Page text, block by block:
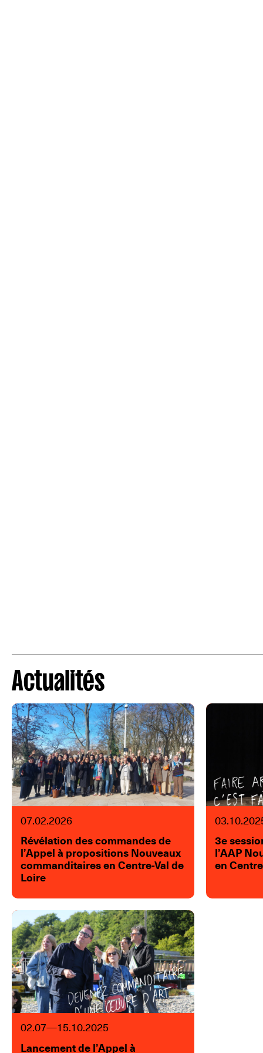
Actualités
07.02.2026
Révélation des commandes de
l’Appel à propositions Nouveaux
commanditaires en Centre-Val de
Loire
3e
l’AAP
en
02.07—15.10.2025
Lancement de l’Appel à